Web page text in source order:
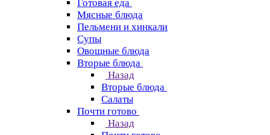
Готовая еда
Мясные блюда
Пельмени и хинкали
Супы
Овощные блюда
Вторые блюда
Назад
Вторые блюда
Салаты
Почти готово
Назад